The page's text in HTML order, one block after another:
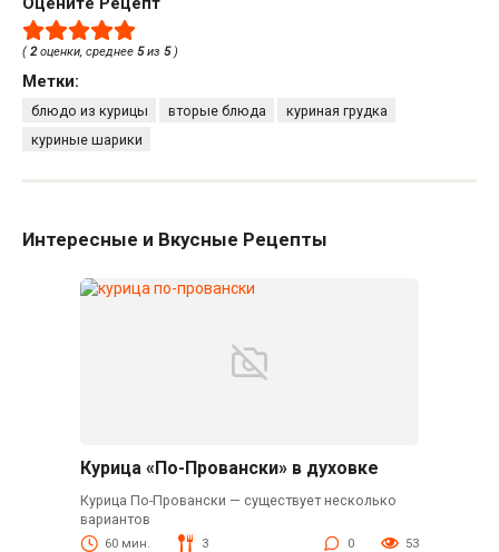
(2оценки, среднее 5из 5)
Метки:
блюдо из курицы вторые блюда
куриная грудка
куриные шарики
Интересные и Вкусные Рецепты
Курица «По-Провански» в духовке
Курица По-Провански — существует несколько
вариантов
60 мин. 3 0 53